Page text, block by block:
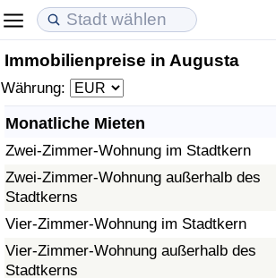
Immobilienpreise in Augusta
Währung:
Monatliche Mieten
Zwei-Zimmer-Wohnung im Stadtkern
Zwei-Zimmer-Wohnung außerhalb des
Stadtkerns
Vier-Zimmer-Wohnung im Stadtkern
Vier-Zimmer-Wohnung außerhalb des
Stadtkerns
Lebenshaltungskosten
Lebenshaltungskosten-Index (aktuell)
Lebenshaltungskosten-Index
Lebenshaltungskosten-Index nach Land
in Akaba
Immobilienpreise
Immobilienpreis-Index (aktuell)
Immobilienpreis-Index
Immobilienpreis-Index nach Land
Lebensqualität
Lebensqualität-Index
Lebensqualität-Index (aktuell)
Lebensqualitätsindex nach Land
Kriminalität